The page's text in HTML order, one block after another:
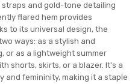
and gold-tone detailing
flared hem provides
to its universal design, the
ways: as a stylish and
or as a lightweight summer
shorts, skirts, or a blazer. It's a
femininity, making it a staple